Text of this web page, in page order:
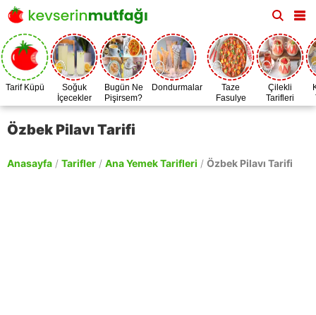
Tarif Küpü
Soğuk
İçecekler
Bugün Ne
Pişirsem?
Dondurmalar
Taze
Fasulye
Zamanı
Çilekli
Tarifleri
Özbek Pilavı Tarifi
Anasayfa / Tarifler / Ana Yemek Tarifleri / Özbek Pilavı Tarifi